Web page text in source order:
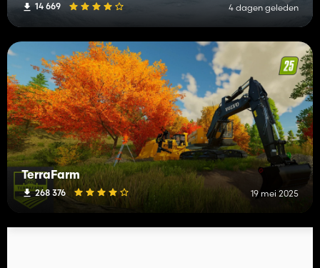
14 669 4 dagen geleden
TerraFarm
268 376 19 mei 2025